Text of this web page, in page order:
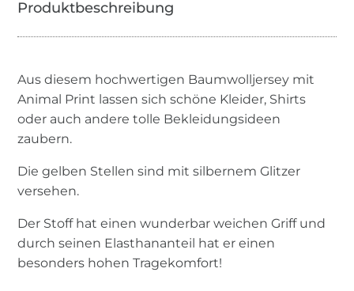
Aus diesem hochwertigen Baumwolljersey mit
Animal Print lassen sich schöne Kleider, Shirts
oder auch andere tolle Bekleidungsideen
zaubern.
Die gelben Stellen sind mit silbernem Glitzer
versehen.
Der Stoff hat einen wunderbar weichen Griff und
durch seinen Elasthananteil hat er einen
besonders hohen Tragekomfort!